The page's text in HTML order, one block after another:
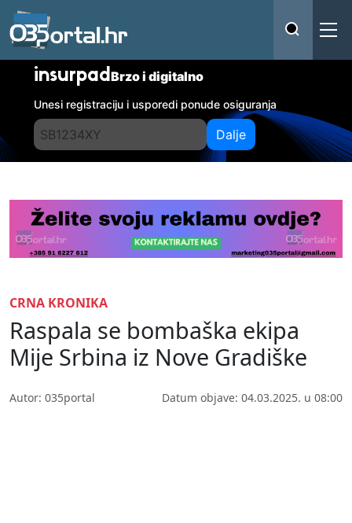
insurpadBrzo i digitalno
Unesi registraciju i usporedi ponude osiguranja
Dalje
CRNA KRONIKA
Raspala se bombaška ekipa
Mije Srbina iz Nove Gradiške
Autor: 035portal Datum objave: 04.03.2025. u 08:00